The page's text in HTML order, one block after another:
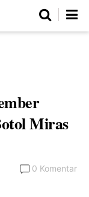
Miras
0 Komentar